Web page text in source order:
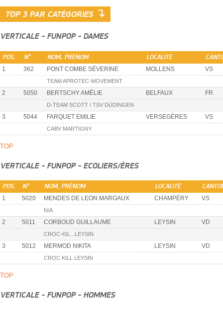
TOP 3 PAR CATÉGORIES ↴
VERTICALE - FUNPOP - DAMES
POS. N° NOM, PRÉNOM LOCALITÉ
1 362 PONT COMBE SÉVERINE MOLLENS VS
TEAM APROTEC-MOVEMENT
2 5050 BERTSCHY AMÉLIE BELFAUX FR
D-TEAM SCOTT / TSV DÜDINGEN
3 5044 FARQUET EMILIE VERSEGÈRES VS
CABV MARTIGNY
TOP
VERTICALE - FUNPOP - ECOLIERS/ÈRES
POS. N° NOM, PRÉNOM LOCALITÉ
1 5020 MENDES DE LEON MARGAUX CHAMPÉRY VS
N/A
2 5011 CORBOUD GUILLAUME LEYSIN VD
CROC-KIL...LEYSIN
3 5012 MERMOD NIKITA LEYSIN VD
CROC KILL LEYSIN
TOP
VERTICALE - FUNPOP - HOMMES